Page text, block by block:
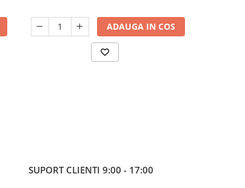
ADAUGA IN COS
SUPORT CLIENTI 9:00 - 17:00